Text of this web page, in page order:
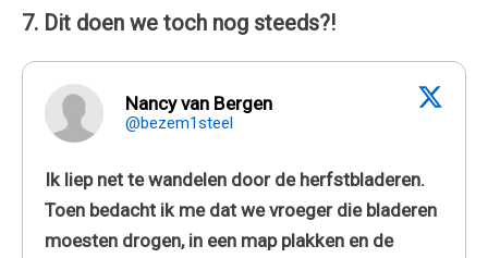
7. Dit doen we toch nog steeds?!
Nancy van Bergen
@bezem1steel
Ik liep net te wandelen door de herfstbladeren.
Toen bedacht ik me dat we vroeger die bladeren
moesten drogen, in een map plakken en de